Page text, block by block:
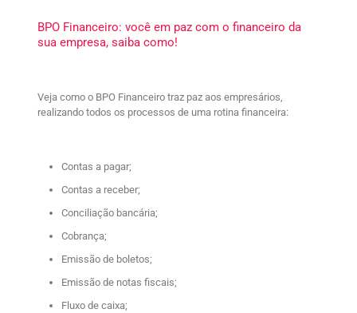
BPO Financeiro: você em paz com o financeiro da
sua empresa, saiba como!
Veja como o BPO Financeiro traz paz aos empresários,
realizando todos os processos de uma rotina financeira:
Contas a pagar;
Contas a receber;
Conciliação bancária;
Cobrança;
Emissão de boletos;
Emissão de notas fiscais;
Fluxo de caixa;